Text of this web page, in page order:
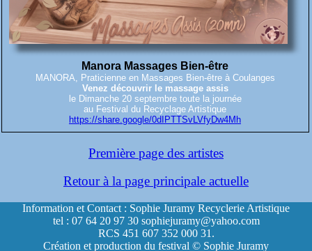
Manora Massages Bien-être
MANORA, Praticienne en Massages Bien-être à Coulanges
Venez découvrir le massage assis
le Dimanche 20 septembre toute la journée
au Festival du Recyclage Artistique
https://share.google/0dIPTTSvLVfyDw4Mh
Première page des artistes
Retour à la page principale actuelle
Information et Contact : Sophie Juramy Recyclerie Artistique
tel : 07 64 20 97 30 sophiejuramy@yahoo.com
RCS 451 607 352 000 31.
Création et production du festival © Sophie Juramy